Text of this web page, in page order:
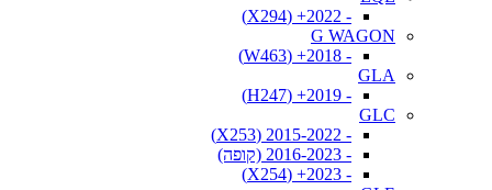
- 2022+ (X294)
G WAGON
- 2018+ (W463)
GLA
- 2019+ (H247)
GLC
- 2015-2022 (X253)
- 2016-2023 (קופה)
- 2023+ (X254)